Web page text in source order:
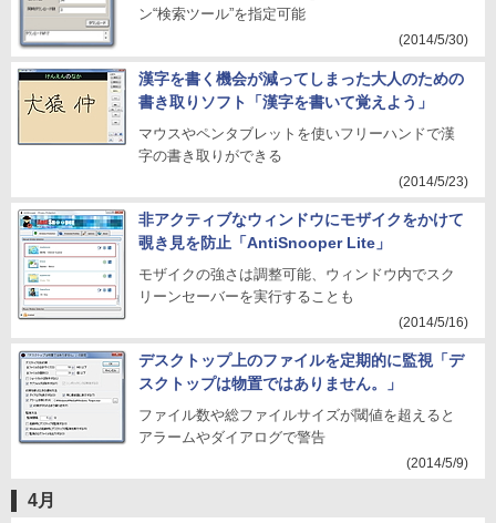
ン“検索ツール”を指定可能
(2014/5/30)
漢字を書く機会が減ってしまった大人のための
書き取りソフト「漢字を書いて覚えよう」
マウスやペンタブレットを使いフリーハンドで漢
字の書き取りができる
(2014/5/23)
非アクティブなウィンドウにモザイクをかけて
覗き見を防止「AntiSnooper Lite」
モザイクの強さは調整可能、ウィンドウ内でスク
リーンセーバーを実行することも
(2014/5/16)
デスクトップ上のファイルを定期的に監視「デ
スクトップは物置ではありません。」
ファイル数や総ファイルサイズが閾値を超えると
アラームやダイアログで警告
(2014/5/9)
4月